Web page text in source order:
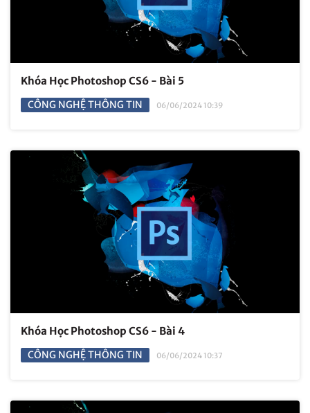
Khóa Học Photoshop CS6 - Bài 5
CÔNG NGHỆ THÔNG TIN 06/06/2024 10:39
Khóa Học Photoshop CS6 - Bài 4
CÔNG NGHỆ THÔNG TIN 06/06/2024 10:37